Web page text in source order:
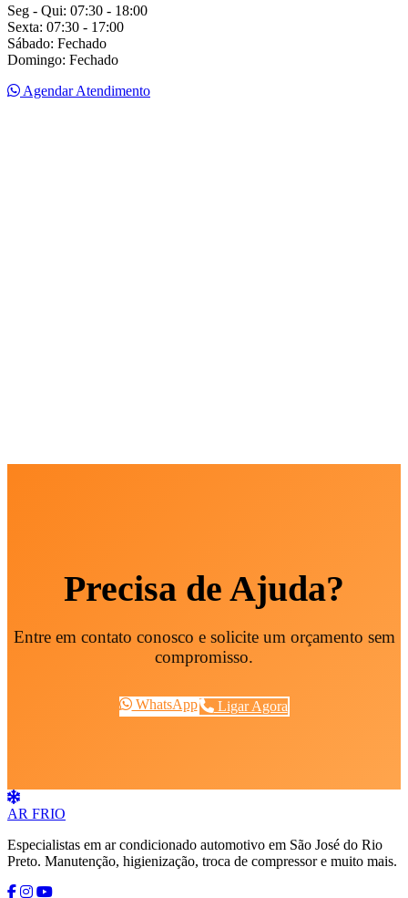
Seg - Qui: 07:30 - 18:00
Sexta: 07:30 - 17:00
Sábado: Fechado
Domingo: Fechado
Agendar Atendimento
Precisa de Ajuda?
Entre em contato conosco e solicite um orçamento sem
compromisso.
WhatsApp Ligar Agora
AR FRIO
Especialistas em ar condicionado automotivo em São José do Rio
Preto. Manutenção, higienização, troca de compressor e muito mais.